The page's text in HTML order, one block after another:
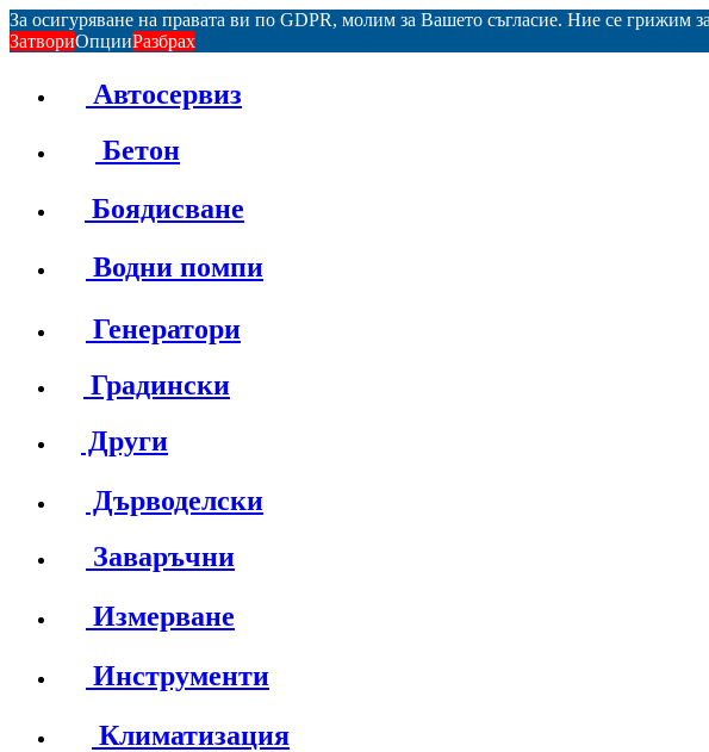
За осигуряване на правата ви по GDPR, молим за Вашето съгласие. Ние се
ЗатвориОпцииРазбрах
Автосервиз
Бетон
Боядисване
Водни помпи
Генератори
Градински
Други
Дърводелски
Заваръчни
Измерване
Инструменти
Климатизация